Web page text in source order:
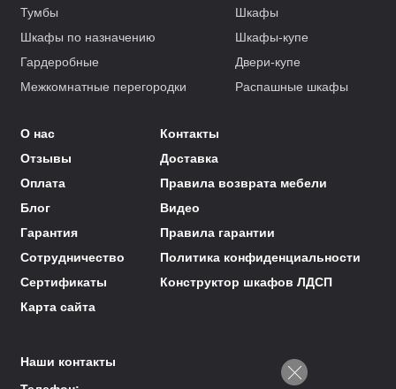
Тумбы
Шкафы
Шкафы по назначению
Шкафы-купе
Гардеробные
Двери-купе
Межкомнатные перегородки
Распашные шкафы
О нас
Контакты
Отзывы
Доставка
Оплата
Правила возврата мебели
Блог
Видео
Гарантия
Правила гарантии
Сотрудничество
Политика конфиденциальности
Сертификаты
Конструктор шкафов ЛДСП
Карта сайта
Наши контакты